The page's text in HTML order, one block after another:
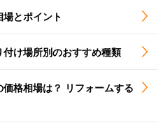
とポイント
け場所別のおすすめ種類
格相場は？ リフォームする